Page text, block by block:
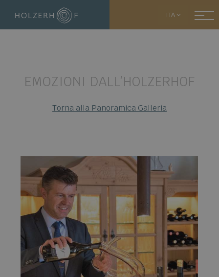
ITA
EMOZIONI DALL’HOLZERHOF
Torna alla Panoramica Galleria